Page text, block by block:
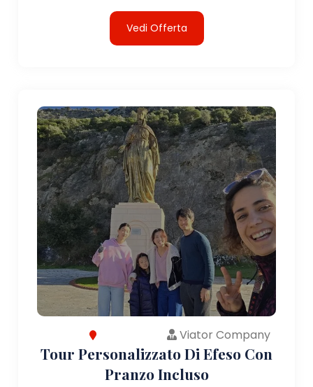
Vedi Offerta
Viator Company
Tour Personalizzato Di Efeso Con
Pranzo Incluso